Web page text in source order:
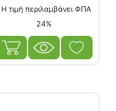
Η τιμή περιλαμβάνει ΦΠΑ
24%